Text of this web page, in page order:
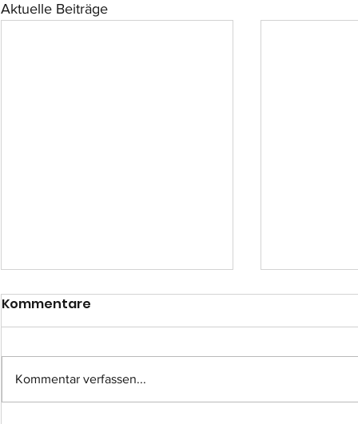
Aktuelle Beiträge
Einsatz-Nr.: 057
Kommentare
Kommentar verfassen...